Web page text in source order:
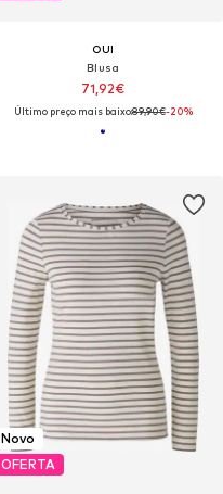
OUI
Blusa
71,92€
Último preço mais baixo:89,90€-20%
Novo
OFERTA